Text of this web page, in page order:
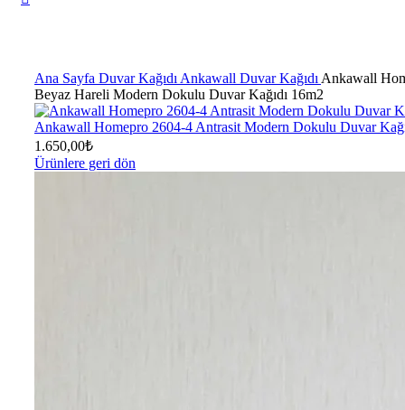
Ana Sayfa Duvar Kağıdı Ankawall Duvar Kağıdı Ankawall
Beyaz Hareli Modern Dokulu Duvar Kağıdı 16m2
Ankawall Homepro 2604-4 Antrasit Modern Dokulu Duvar
1.650,00₺
Ürünlere geri dön